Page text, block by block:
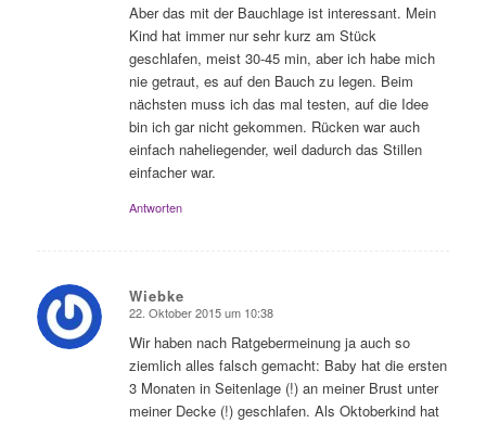
Aber das mit der Bauchlage ist interessant. Mein
Kind hat immer nur sehr kurz am Stück
geschlafen, meist 30-45 min, aber ich habe mich
nie getraut, es auf den Bauch zu legen. Beim
nächsten muss ich das mal testen, auf die Idee
bin ich gar nicht gekommen. Rücken war auch
einfach naheliegender, weil dadurch das Stillen
einfacher war.
Antworten
Wiebke
sagte:
22. Oktober 2015 um 10:38
Wir haben nach Ratgebermeinung ja auch so
ziemlich alles falsch gemacht: Baby hat die ersten
3 Monaten in Seitenlage (!) an meiner Brust unter
meiner Decke (!) geschlafen. Als Oktoberkind hat